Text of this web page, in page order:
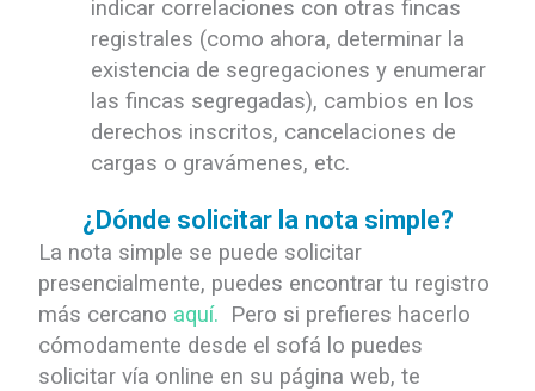
indicar correlaciones con otras fincas
registrales (como ahora, determinar la
existencia de segregaciones y enumerar
las fincas segregadas), cambios en los
derechos inscritos, cancelaciones de
cargas o gravámenes, etc.
¿Dónde solicitar la nota simple?
La nota simple se puede solicitar
presencialmente, puedes encontrar tu registro
más cercano aquí. Pero si prefieres hacerlo
cómodamente desde el sofá lo puedes
solicitar vía online en su página web, te